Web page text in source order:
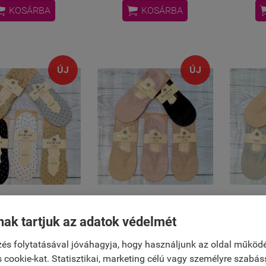
tartjuk az adatok védelmét
folytatásával jóváhagyja, hogy használjunk az oldal
cookie-kat. Statisztikai, marketing célú vagy személyre
KOSÁRBA  KOSÁRBA
ÚJ
balettzokni
(5 pár)
3 990 Ft
ÚJ
Csipkés balettzokni (5
pár)
3 990 Ft